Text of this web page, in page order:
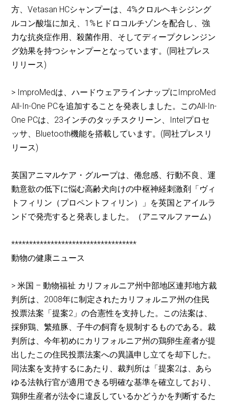
方、Vetasan HCシャンプーは、4%クロルヘキシジング
ルコン酸塩に加え、1%ヒドロコルチゾンを配合し、強
力な抗炎症作用、殺菌作用、そしてディープクレンジン
グ効果を持つシャンプーとなっています。(同社プレス
リリース)
> ImproMedは、ハードウェアラインナップにImproMed
All-In-One PCを追加することを発表しました。このAll-In-
One PCは、23インチのタッチスクリーン、Intelプロセ
ッサ、Bluetooth機能を搭載しています。(同社プレスリ
リース)
英国アニマルケア・グループは、倦怠感、行動不良、運
動意欲の低下に悩む高齢犬向けの中枢神経刺激剤「ヴィ
トフィリン（プロペントフィリン）」を英国とアイルラ
ンドで発売すると発表しました。（アニマルファーム）
***********************************
動物の健康ニュース
> 米国 – 動物福祉 カリフォルニア州中部地区連邦地方裁
判所は、2008年に制定されたカリフォルニア州の住民
投票法案「提案2」の合憲性を支持した。この法案は、
採卵鶏、繁殖豚、子牛の飼育を規制するものである。裁
判所は、今年初めにカリフォルニア州の鶏卵生産者が提
出したこの住民投票法案への異議申し立てを却下した。
同法案を支持するにあたり、裁判所は「提案2は、あら
ゆる法執行官が適用できる明確な基準を確立しており、
鶏卵生産者が法令に違反しているかどうかを判断するた